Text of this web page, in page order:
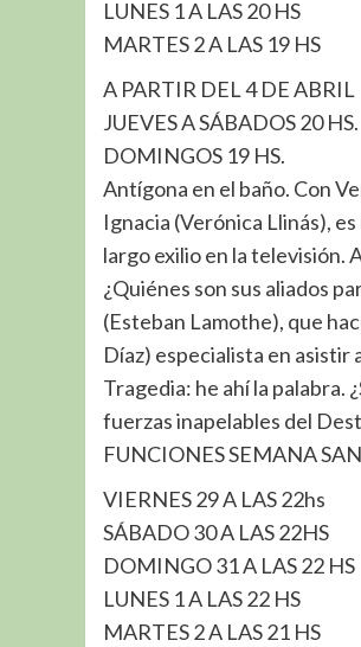
LUNES 1 A LAS 20 HS
MARTES 2 A LAS 19 HS
A PARTIR DEL 4 DE ABRIL
JUEVES A SÁBADOS 20 HS.
DOMINGOS 19 HS.
Antígona en el baño. Con
Ignacia (Verónica Llinás),
largo exilio en la televisión.
¿Quiénes son sus aliados
(Esteban Lamothe), que
Díaz) especialista en asistir
Tragedia: he ahí la palabra.
fuerzas inapelables del
FUNCIONES SEMANA
VIERNES 29 A LAS 22hs
SÁBADO 30 A LAS 22HS
DOMINGO 31 A LAS 22 HS
LUNES 1 A LAS 22 HS
MARTES 2 A LAS 21 HS